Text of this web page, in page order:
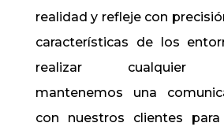
realidad y refleje con
características de los
realizar cualquier
mantenemos una
con nuestros clientes